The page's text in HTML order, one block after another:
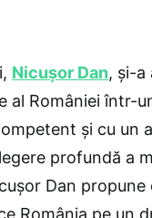
Nicuşor Dan, şi-a
al României într-
şi cu un
profundă a
Dan
România pe un